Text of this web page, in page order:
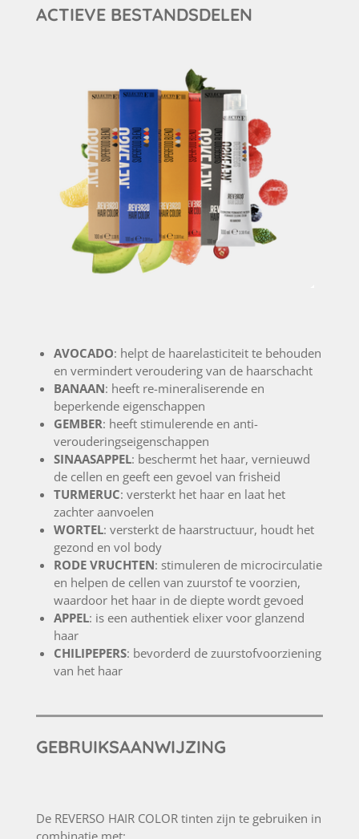
ACTIEVE BESTANDSDELEN
AVOCADO: helpt de haarelasticiteit te behouden
en vermindert veroudering van de haarschacht
BANAAN: heeft re-mineraliserende en
beperkende eigenschappen
GEMBER: heeft stimulerende en anti-
verouderingseigenschappen
SINAASAPPEL: beschermt het haar, vernieuwd
de cellen en geeft een gevoel van frisheid
TURMERUC: versterkt het haar en laat het
zachter aanvoelen
WORTEL: versterkt de haarstructuur, houdt het
gezond en vol body
RODE VRUCHTEN: stimuleren de microcirculatie
en helpen de cellen van zuurstof te voorzien,
waardoor het haar in de diepte wordt gevoed
APPEL: is een authentiek elixer voor glanzend
haar
CHILIPEPERS: bevorderd de zuurstofvoorziening
van het haar
GEBRUIKSAANWIJZING
De REVERSO HAIR COLOR tinten zijn te gebruiken in
combinatie met: